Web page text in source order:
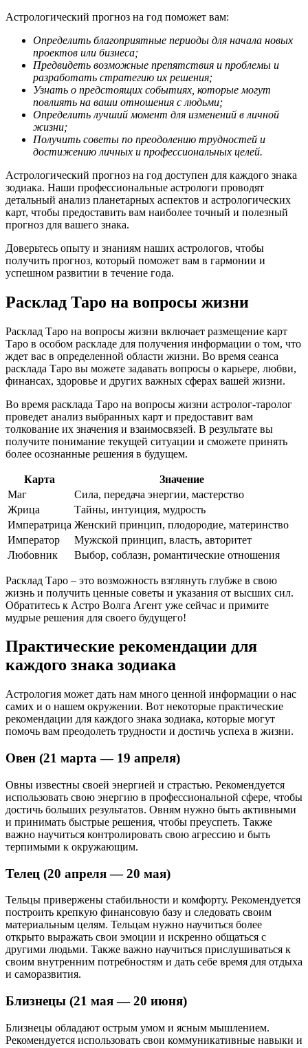
Астрологический прогноз на год поможет вам:
Определить благоприятные периоды для начала новых
проектов или бизнеса;
Предвидеть возможные препятствия и проблемы и
разработать стратегию их решения;
Узнать о предстоящих событиях, которые могут
повлиять на ваши отношения с людьми;
Определить лучший момент для изменений в личной
жизни;
Получить советы по преодолению трудностей и
достижению личных и профессиональных целей.
Астрологический прогноз на год доступен для каждого знака
зодиака. Наши профессиональные астрологи проводят
детальный анализ планетарных аспектов и астрологических
карт, чтобы предоставить вам наиболее точный и полезный
прогноз для вашего знака.
Доверьтесь опыту и знаниям наших астрологов, чтобы
получить прогноз, который поможет вам в гармонии и
успешном развитии в течение года.
Расклад Таро на вопросы жизни
Расклад Таро на вопросы жизни включает размещение карт
Таро в особом раскладе для получения информации о том, что
ждет вас в определенной области жизни. Во время сеанса
расклада Таро вы можете задавать вопросы о карьере, любви,
финансах, здоровье и других важных сферах вашей жизни.
Во время расклада Таро на вопросы жизни астролог-таролог
проведет анализ выбранных карт и предоставит вам
толкование их значения и взаимосвязей. В результате вы
получите понимание текущей ситуации и сможете принять
более осознанные решения в будущем.
Карта
Значение
Маг
Сила, передача энергии, мастерство
Жрица
Тайны, интуиция, мудрость
Императрица Женский принцип, плодородие, материнство
Император
Мужской принцип, власть, авторитет
Любовник
Выбор, соблазн, романтические отношения
Расклад Таро – это возможность взглянуть глубже в свою
жизнь и получить ценные советы и указания от высших сил.
Обратитесь к Астро Волга Агент уже сейчас и примите
мудрые решения для своего будущего!
Практические рекомендации для
каждого знака зодиака
Астрология может дать нам много ценной информации о нас
самих и о нашем окружении. Вот некоторые практические
рекомендации для каждого знака зодиака, которые могут
помочь вам преодолеть трудности и достичь успеха в жизни.
Овен (21 марта — 19 апреля)
Овны известны своей энергией и страстью. Рекомендуется
использовать свою энергию в профессиональной сфере, чтобы
достичь больших результатов. Овням нужно быть активными
и принимать быстрые решения, чтобы преуспеть. Также
важно научиться контролировать свою агрессию и быть
терпимыми к окружающим.
Телец (20 апреля — 20 мая)
Тельцы привержены стабильности и комфорту. Рекомендуется
построить крепкую финансовую базу и следовать своим
материальным целям. Тельцам нужно научиться более
открыто выражать свои эмоции и искренно общаться с
другими людьми. Также важно научиться прислушиваться к
своим внутренним потребностям и дать себе время для отдыха
и саморазвития.
Близнецы (21 мая — 20 июня)
Близнецы обладают острым умом и ясным мышлением.
Рекомендуется использовать свои коммуникативные навыки и